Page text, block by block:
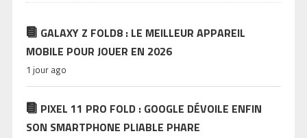
GALAXY Z FOLD8 : LE MEILLEUR APPAREIL
MOBILE POUR JOUER EN 2026
1 jour ago
PIXEL 11 PRO FOLD : GOOGLE DÉVOILE ENFIN
SON SMARTPHONE PLIABLE PHARE